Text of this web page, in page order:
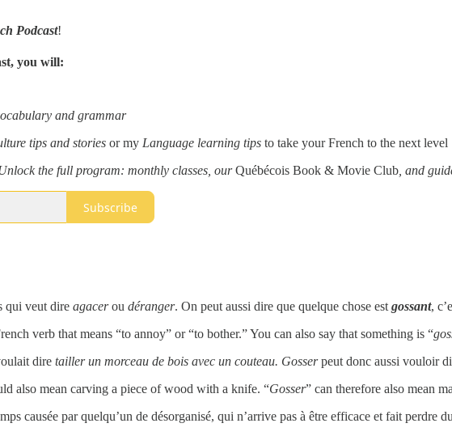
Podcast!
you will:
and grammar
tips and stories or my Language learning tips to take your French to the next level
the full program: monthly classes, ourQuébécois Book & Movie Club , and
Subscribe
qui veut dire agacerou déranger. On peut aussi dire que quelque chose est gossant,
verb that means “to annoy” or “to bother.” You can also say that something is “
dire tailler un morceau de bois avec un couteau. Gosserpeut donc aussi vouloir
also mean carving a piece of wood with a knife. “Gosser” can therefore also mean
causée par quelqu’un de désorganisé, qui n’arrive pas à être efficace et fait perdre